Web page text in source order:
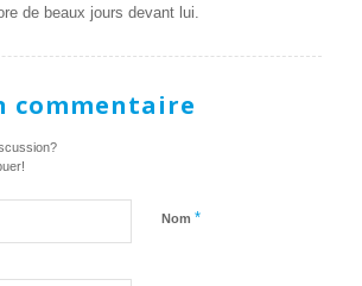
de beaux jours devant lui.
commentaire
Nom *